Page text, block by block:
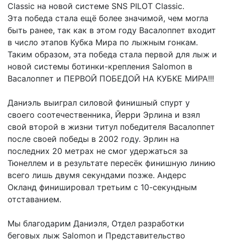
Classic на новой системе SNS PILOT Classic.
Эта победа стала ещё более значимой, чем могла
быть ранее, так как в этом году Васалоппет входит
в число этапов Кубка Мира по лыжным гонкам.
Таким образом, эта победа стала первой для лыж и
новой системы ботинки-крепления Salomon в
Васалоппет и ПЕРВОЙ ПОБЕДОЙ НА КУБКЕ МИРА!!!
Даниэль выиграл силовой финишный спурт у
своего соотечественника, Йерри Эрлина и взял
свой второй в жизни титул победителя Васалоппет
после своей победы в 2002 году. Эрлин на
последних 20 метрах не смог удержаться за
Тюнеллем и в результате пересёк финишную линию
всего лишь двумя секундами позже. Андерс
Окланд финишировал третьим с 10-секундным
отставанием.
Мы благодарим Даниэля, Отдел разработки
беговых лыж Salomon и Представительство